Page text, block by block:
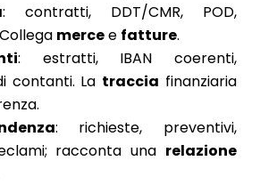
: contratti, DDT/CMR, POD,
mercee fatture.
: estratti, IBAN coerenti,
contanti. La traccia finanziaria
: richieste, preventivi,
racconta una relazione